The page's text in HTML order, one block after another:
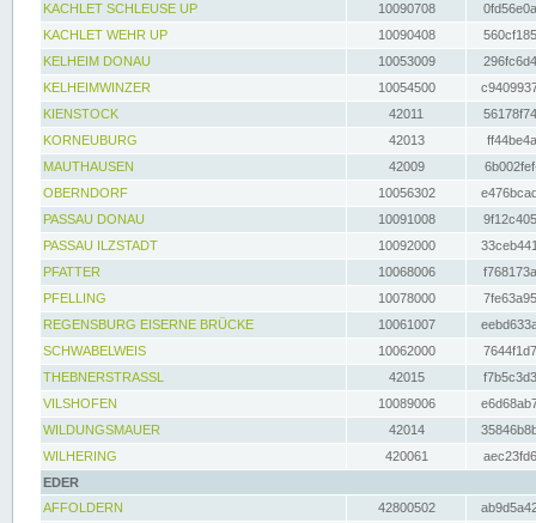
KACHLET SCHLEUSE UP
10090708
KACHLET WEHR UP
10090408
KELHEIM DONAU
10053009
KELHEIMWINZER
10054500
KIENSTOCK
42011
KORNEUBURG
42013
MAUTHAUSEN
42009
OBERNDORF
10056302
PASSAU DONAU
10091008
PASSAU ILZSTADT
10092000
PFATTER
10068006
PFELLING
10078000
REGENSBURG EISERNE BRÜCKE
10061007
SCHWABELWEIS
10062000
THEBNERSTRASSL
42015
VILSHOFEN
10089006
WILDUNGSMAUER
42014
WILHERING
420061
EDER
AFFOLDERN
42800502